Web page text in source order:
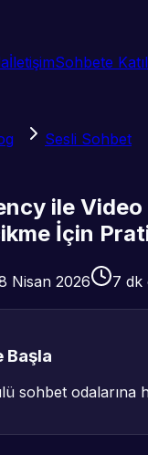
İletişimSohbete Katıl
Sesli Sohbet
ile Video
İçin
Nisan 2026 7 dk
Başla
sohbet odalarına